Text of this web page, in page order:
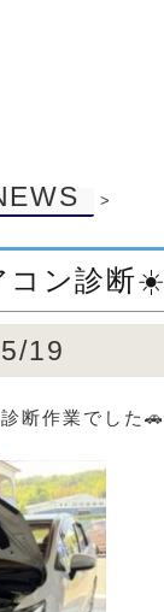
>
コン診断☀️
19
断作業でした🚗